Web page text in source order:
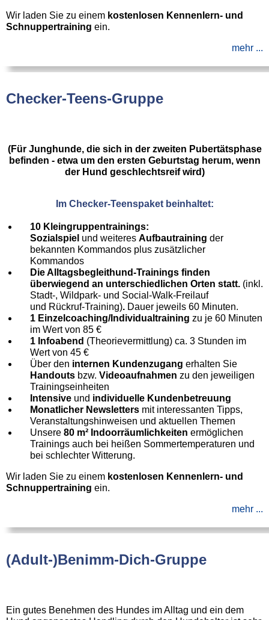
Wir laden Sie zu einem kostenlosen Kennenlern- und
Schnuppertraining ein.
mehr ...
Checker-Teens-Gruppe
(Für Junghunde, die sich in der zweiten Pubertätsphase
befinden - etwa um den ersten Geburtstag herum, wenn
der Hund geschlechtsreif wird)
Im Checker-Teenspaket beinhaltet:
10 Kleingruppentrainings:
Sozialspiel und weiteres Aufbautraining der
bekannten Kommandos plus zusätzlicher
Kommandos
Die Alltagsbegleithund-Trainings finden
überwiegend an unterschiedlichen Orten statt. (inkl.
Stadt-, Wildpark- und Social-Walk-Freilauf
und Rückruf-Training). Dauer jeweils 60 Minuten.
1 Einzelcoaching/Individualtraining zu je 60 Minuten
im Wert von 85 €
1 Infoabend (Theorievermittlung) ca. 3 Stunden im
Wert von 45 €
Über den internen Kundenzugang erhalten Sie
Handouts bzw. Videoaufnahmen zu den jeweiligen
Trainingseinheiten
Intensive und individuelle Kundenbetreuung
Monatlicher Newsletters mit interessanten Tipps,
Veranstaltungshinweisen und aktuellen Themen
Unsere 80 m² Indoorräumlichkeiten ermöglichen
Trainings auch bei heißen Sommertemperaturen und
bei schlechter Witterung.
Wir laden Sie zu einem kostenlosen Kennenlern- und
Schnuppertraining ein.
mehr ...
(Adult-)Benimm-Dich-Gruppe
Ein gutes Benehmen des Hundes im Alltag und ein dem